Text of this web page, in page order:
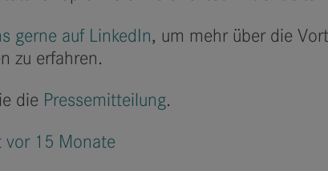
gerne auf LinkedIn, um mehr über die
zu erfahren.
die Pressemitteilung.
vor 15 Monate